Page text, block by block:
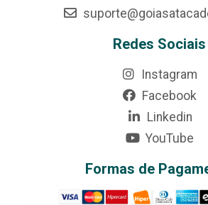
Redes Sociais
Instagram
Facebook
Linkedin
YouTube
Formas de